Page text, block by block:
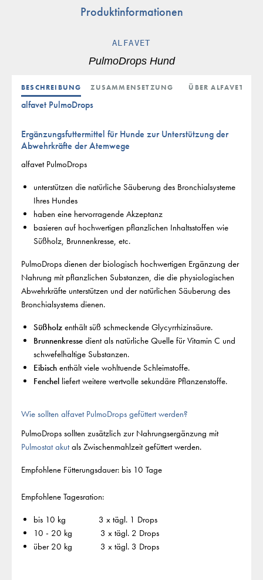
Produktinformationen
ALFAVET
PulmoDrops Hund
BESCHREIBUNG ÜBER ALFAVET
ZUSAMMENSETZUNG
alfavet PulmoDrops
Ergänzungsfuttermittel für Hunde zur Unterstützung der
Abwehrkräfte der Atemwege
alfavet PulmoDrops
unterstützen die natürliche Säuberung des Bronchialsysteme
Ihres Hundes
haben eine hervorragende Akzeptanz
basieren auf hochwertigen pflanzlichen Inhaltsstoffen wie
Süßholz, Brunnenkresse, etc.
PulmoDrops dienen der biologisch hochwertigen Ergänzung der
Nahrung mit pflanzlichen Substanzen, die die physiologischen
Abwehrkräfte unterstützen und der natürlichen Säuberung des
Bronchialsystems dienen.
Süßholzenthält süß schmeckende Glycyrrhizinsäure.
Brunnenkressedient als natürliche Quelle für Vitamin C und
schwefelhaltige Substanzen.
Eibischenthält viele wohltuende Schleimstoffe.
Fenchelliefert weitere wertvolle sekundäre Pflanzenstoffe.
Wie sollten alfavet PulmoDrops gefüttert werden?
PulmoDrops sollten zusätzlich zur Nahrungsergänzung mit
Pulmostat akutals Zwischenmahlzeit gefüttert werden.
Empfohlene Fütterungsdauer: bis 10 Tage
Empfohlene Tagesration:
bis 10 kg 3 x tägl. 1 Drops
10 - 20 kg 3 x tägl. 2 Drops
über 20 kg 3 x tägl. 3 Drops